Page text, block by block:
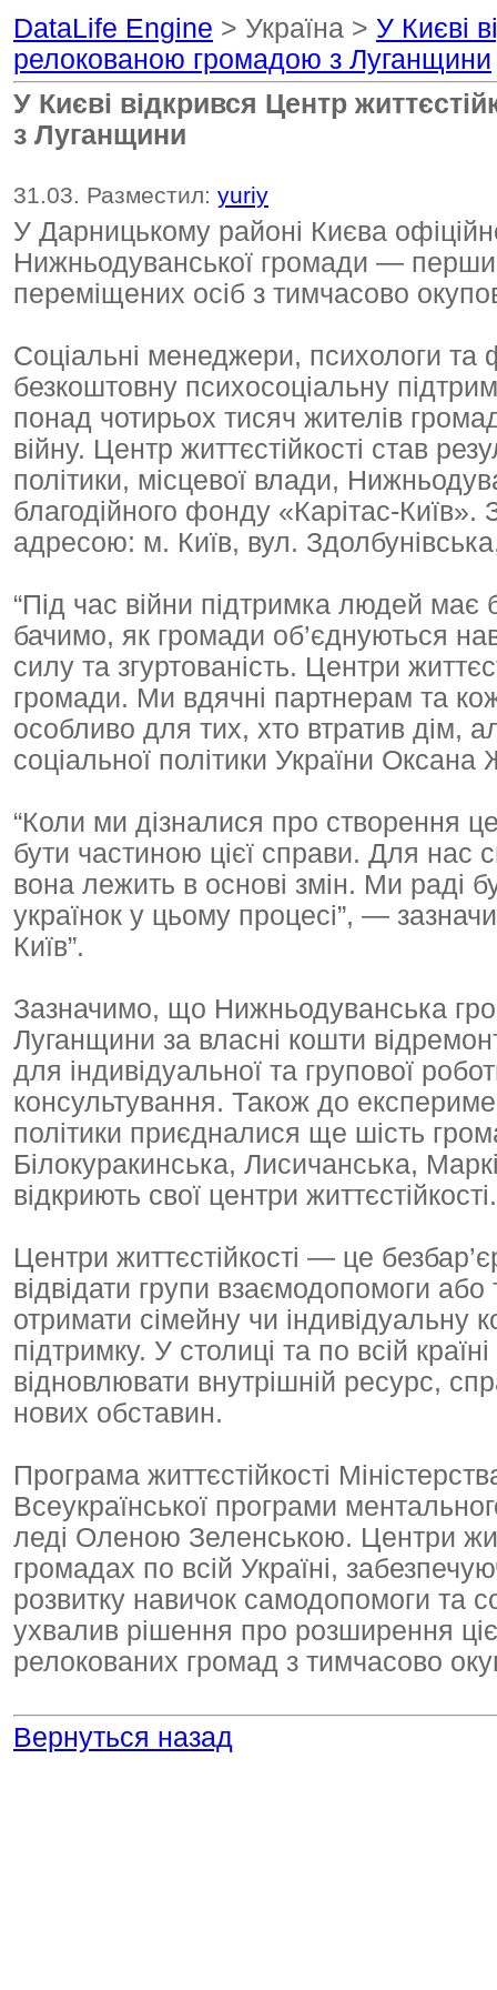
DataLife Engine > Україна > У Києві
релокованою громадою з Луганщини
У Києві відкрився Центр
з Луганщини
31.03. Разместил: yuriy
У Дарницькому районі Києва
Нижньодуванської громади —
переміщених осіб з тимчасово
Соціальні менеджери, психологи та
безкоштовну психосоціальну
понад чотирьох тисяч жителів
війну. Центр життєстійкості став
політики, місцевої влади,
благодійного фонду «Карітас-
адресою: м. Київ, вул.
“Під час війни підтримка людей
бачимо, як громади об’єднуються
силу та згуртованість. Центри
громади. Ми вдячні партнерам та
особливо для тих, хто втратив дім,
соціальної політики України
“Коли ми дізналися про створення
бути частиною цієї справи. Для нас
вона лежить в основі змін. Ми раді
українок у цьому процесі”, —
Київ”.
Зазначимо, що Нижньодуванська
Луганщини за власні кошти
для індивідуальної та групової
консультування. Також до
політики приєдналися ще шість
Білокуракинська, Лисичанська,
відкриють свої центри життєстійкості.
Центри життєстійкості — це
відвідати групи взаємодопомоги
отримати сімейну чи індивідуальну
підтримку. У столиці та по всій
відновлювати внутрішній ресурс,
нових обставин.
Програма життєстійкості
Всеукраїнської програми
леді Оленою Зеленською. Центри
громадах по всій Україні,
розвитку навичок самодопомоги та
ухвалив рішення про розширення
релокованих громад з тимчасово
Вернуться назад